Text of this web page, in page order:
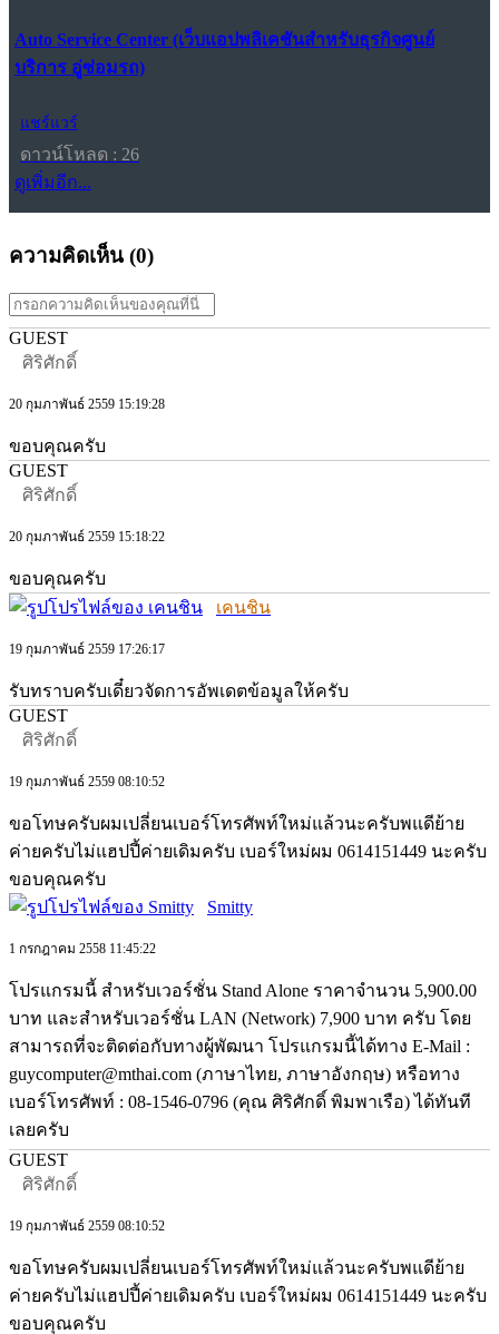
Auto Service Center (เว็บแอปพลิเคชันสำหรับธุรกิจศูนย์
บริการ อู่ซ่อมรถ)
แชร์แวร์
ดาวน์โหลด : 26
ดูเพิ่มอีก...
ความคิดเห็น (0)
GUEST
ศิริศักดิ์
20 กุมภาพันธ์ 2559 15:19:28
ขอบคุณครับ
GUEST
ศิริศักดิ์
20 กุมภาพันธ์ 2559 15:18:22
ขอบคุณครับ
เคนชิน
19 กุมภาพันธ์ 2559 17:26:17
รับทราบครับเดี๋ยวจัดการอัพเดตข้อมูลให้ครับ
GUEST
ศิริศักดิ์
19 กุมภาพันธ์ 2559 08:10:52
ขอโทษครับผมเปลี่ยนเบอร์โทรศัพท์ใหม่แล้วนะครับพแดีย้าย
ค่ายครับไม่แฮปปี้ค่ายเดิมครับ เบอร์ใหม่ผม 0614151449 นะครับ
ขอบคุณครับ
Smitty
1 กรกฎาคม 2558 11:45:22
โปรแกรมนี้ สำหรับเวอร์ชั่น Stand Alone ราคาจำนวน 5,900.00
บาท และสำหรับเวอร์ชั่น LAN (Network) 7,900 บาท ครับ โดย
สามารถที่จะติดต่อกับทางผู้พัฒนา โปรแกรมนี้ได้ทาง E-Mail :
guycomputer@mthai.com (ภาษาไทย, ภาษาอังกฤษ) หรือทาง
เบอร์โทรศัพท์ : 08-1546-0796 (คุณ ศิริศักดิ์ พิมพาเรือ) ได้ทันที
เลยครับ
GUEST
ศิริศักดิ์
19 กุมภาพันธ์ 2559 08:10:52
ขอโทษครับผมเปลี่ยนเบอร์โทรศัพท์ใหม่แล้วนะครับพแดีย้าย
ค่ายครับไม่แฮปปี้ค่ายเดิมครับ เบอร์ใหม่ผม 0614151449 นะครับ
ขอบคุณครับ